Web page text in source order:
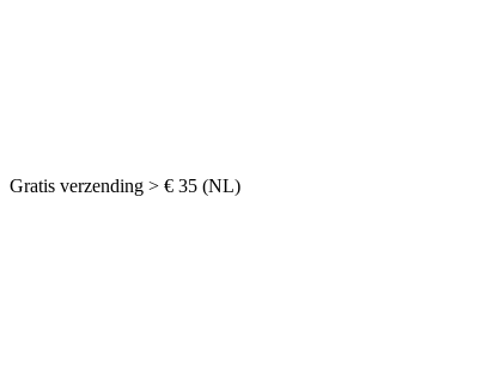
Gratis verzending > € 35 (NL)